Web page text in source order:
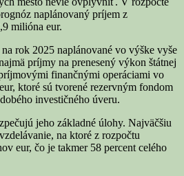
naplánovaný príjem z
milióna eur.
rok 2025 naplánované vo výške vyše
príjmy na prenesený výkon štátnej
finančnými operáciami vo
ktoré sú tvorené rezervným fondom
investičného úveru.
jeho základné úlohy. Najväčšiu
na ktoré z rozpočtu
eur, čo je takmer 58 percent celého